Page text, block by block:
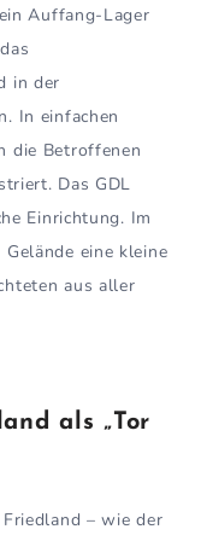
Auffang-Lager
in der
In einfachen
die Betroffenen
Das GDL
Einrichtung. Im
eine kleine
aus aller
als „Tor
– wie der